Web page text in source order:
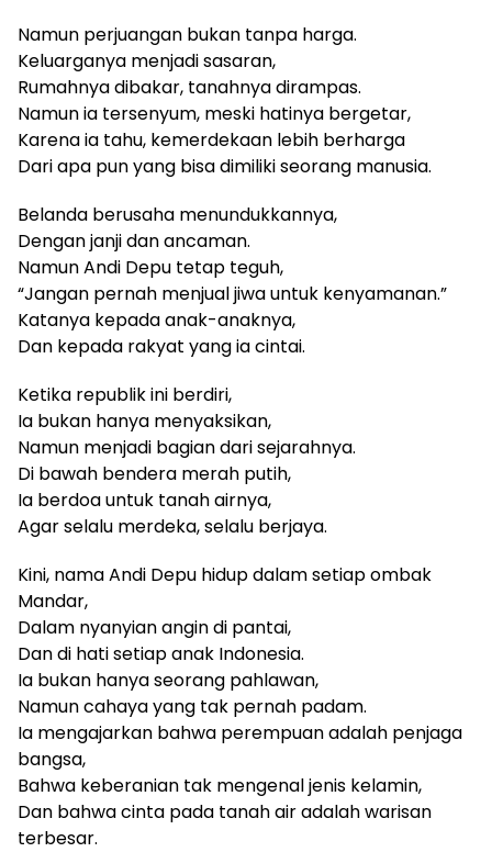
Namun perjuangan bukan tanpa harga.
Keluarganya menjadi sasaran,
Rumahnya dibakar, tanahnya dirampas.
Namun ia tersenyum, meski hatinya bergetar,
Karena ia tahu, kemerdekaan lebih berharga
Dari apa pun yang bisa dimiliki seorang manusia.
Belanda berusaha menundukkannya,
Dengan janji dan ancaman.
Namun Andi Depu tetap teguh,
“Jangan pernah menjual jiwa untuk kenyamanan.”
Katanya kepada anak-anaknya,
Dan kepada rakyat yang ia cintai.
Ketika republik ini berdiri,
Ia bukan hanya menyaksikan,
Namun menjadi bagian dari sejarahnya.
Di bawah bendera merah putih,
Ia berdoa untuk tanah airnya,
Agar selalu merdeka, selalu berjaya.
Kini, nama Andi Depu hidup dalam setiap ombak
Mandar,
Dalam nyanyian angin di pantai,
Dan di hati setiap anak Indonesia.
Ia bukan hanya seorang pahlawan,
Namun cahaya yang tak pernah padam.
Ia mengajarkan bahwa perempuan adalah penjaga
bangsa,
Bahwa keberanian tak mengenal jenis kelamin,
Dan bahwa cinta pada tanah air adalah warisan
terbesar.